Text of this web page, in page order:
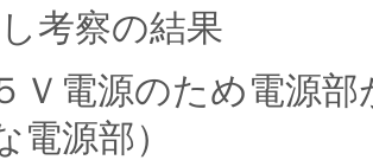
考察の結果
Ｖ電源のため電源
電源部）